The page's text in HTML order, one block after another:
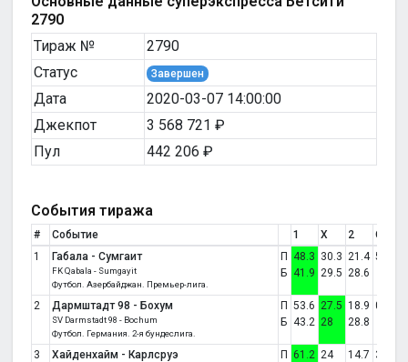
2790
Тираж №
2790
Статус
Завершен
Дата
2020-03-07 14:00:00
Джекпот
3 568 721 ₽
Пул
442 206 ₽
События тиража
# Событие 1 X 2 Счет
1
Габала - Сумгаит
FK Qabala - Sumgayit
Футбол. Азербайджан. Премьер-лига.
П
Б
48.3
41.9
30.3
29.5
21.4
28.6
5:0
2 Дармштадт 98 - Бохум
SV Darmstadt 98 - Bochum
Футбол. Германия. 2-я бундеслига.
П
Б
53.6
43.2
27.5
28
18.9
28.8
0:0
3 Хайденхайм - Карлсруэ
П 61.2 24
14.7 3:1